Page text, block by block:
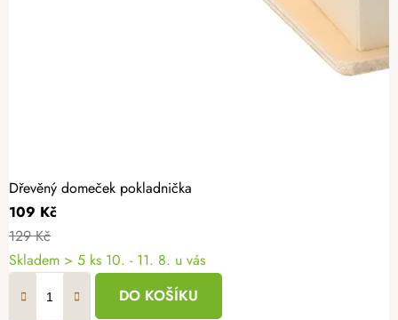
Dřevěný domeček pokladnička
109 Kč
129 Kč
Skladem > 5 ks 10. - 11. 8. u vás
DO KOŠÍKU